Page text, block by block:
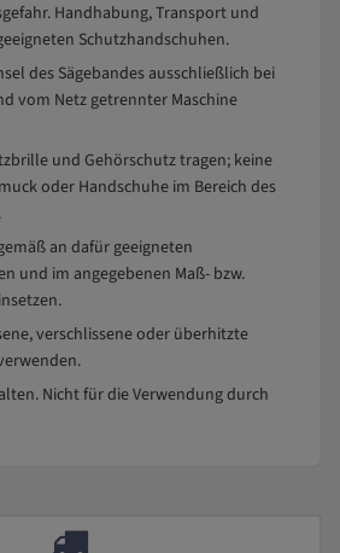
Handhabung, Transport und
Schutzhandschuhen.
des Sägebandes ausschließlich bei
vom Netz getrennter Maschine
und Gehörschutz tragen; keine
oder Handschuhe im Bereich des
an dafür geeigneten
und im angegebenen Maß- bzw.
verschlissene oder überhitzte
Nicht für die Verwendung durch